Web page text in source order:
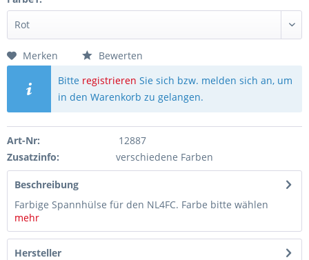
Merken
Bewerten
Bitte registrieren Sie sich bzw. melden sich an, um
in den Warenkorb zu gelangen.
Art-Nr:
12887
Zusatzinfo:
verschiedene Farben
Beschreibung
Farbige Spannhülse für den NL4FC. Farbe bitte wählen
mehr
Hersteller